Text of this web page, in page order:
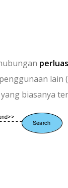
lain
biasanya